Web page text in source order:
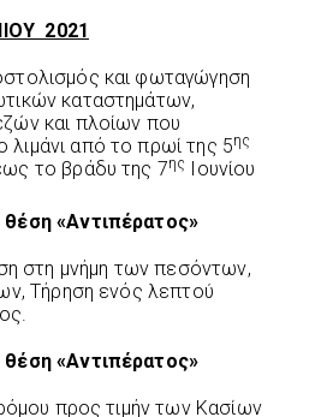
2021
και φωταγώγηση
καταστημάτων,
και πλοίων που
λιμάνι από το πρωί της 5ης
το βράδυ της 7ης Ιουνίου
θέση «Αντιπέρατος»
στη μνήμη των πεσόντων,
Τήρηση ενός λεπτού
θέση «Αντιπέρατος»
προς τιμήν των Κασίων